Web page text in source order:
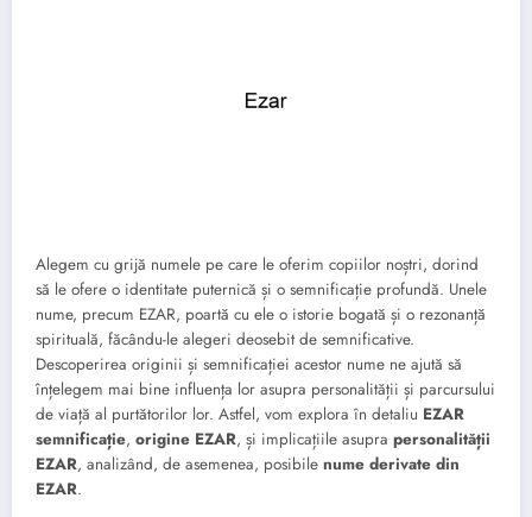
Alegem cu grijă numele pe care le oferim copiilor noștri, dorind
să le ofere o identitate puternică și o semnificație profundă. Unele
nume, precum EZAR, poartă cu ele o istorie bogată și o rezonanță
spirituală, făcându-le alegeri deosebit de semnificative.
Descoperirea originii și semnificației acestor nume ne ajută să
înțelegem mai bine influența lor asupra personalității și parcursului
de viață al purtătorilor lor. Astfel, vom explora în detaliu EZAR
semnificație, origine EZAR, și implicațiile asupra personalității
EZAR, analizând, de asemenea, posibile nume derivate din
EZAR.